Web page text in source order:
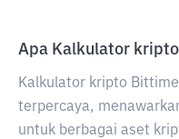
Apa Kalkulator
Kalkulator kripto
terpercaya,
untuk berbagai aset